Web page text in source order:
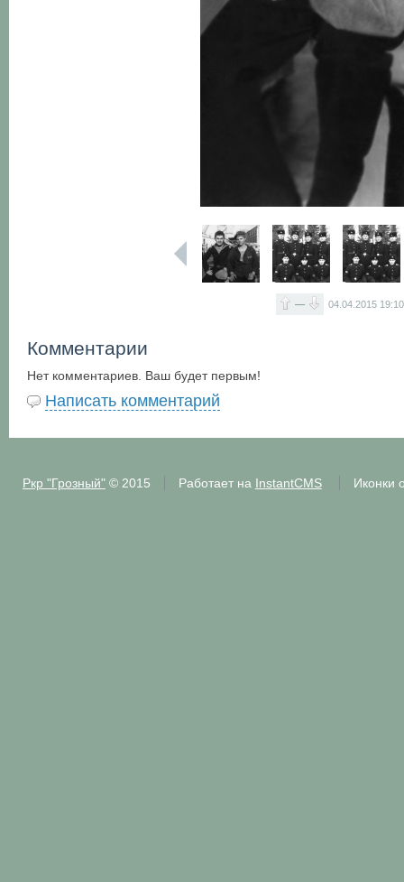
— 04.04.2015 19:10
Комментарии
Нет комментариев. Ваш будет первым!
Написать комментарий
Ркр "Грозный"© 2015 Работает на InstantCMS Иконки